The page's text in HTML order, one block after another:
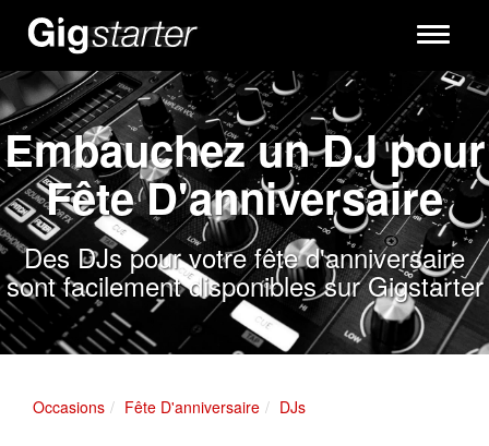
Toggle
Embauchez un DJ pour
Fête D'anniversaire
Des DJs pour votre fête d'anniversaire
sont facilement disponibles sur Gigstarter
Occasions Fête D'anniversaire DJs